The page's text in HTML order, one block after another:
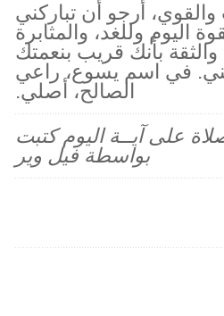
أرجو أن تباركني
اليوم وللغد، والمثابرة
والثقة بأنك قريب بنعمتك
في اسم يسوع، راعي
الصالح، أصلي.
على آيــة اليوم كتبت
بواسطة فيل وير